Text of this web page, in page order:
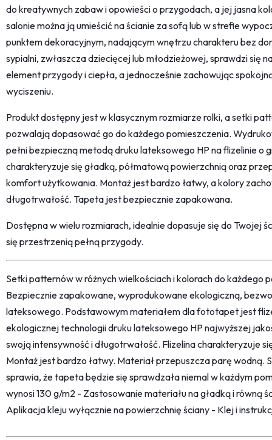
do kreatywnych zabaw i opowieści o przygodach, a jej jasna
salonie można ją umieścić na ścianie za sofą lub w strefie
punktem dekoracyjnym, nadającym wnętrzu charakteru bez
sypialni, zwłaszcza dziecięcej lub młodzieżowej, sprawdzi się
element przygody i ciepła, a jednocześnie zachowując
wyciszeniu.
Produkt dostępny jest w klasycznym rozmiarze rolki, a setki
pozwalają dopasować go do każdego pomieszczenia.
pełni bezpieczną metodą druku lateksowego HP na flizelinie o
charakteryzuje się gładką, półmatową powierzchnią oraz
komfort użytkowania. Montaż jest bardzo łatwy, a kolory
długotrwałość. Tapeta jest bezpiecznie zapakowana.
Dostępna w wielu rozmiarach, idealnie dopasuje się do Twojej
się przestrzenią pełną przygody.
Setki patternów w różnych wielkościach i kolorach do każdego
Bezpiecznie zapakowane, wyprodukowane ekologiczną,
lateksowego. Podstawowym materiałem dla fototapet jest
ekologicznej technologii druku lateksowego HP najwyższej
swoją intensywność i długotrwałość. Flizelina charakteryzuje
Montaż jest bardzo łatwy. Materiał przepuszcza parę wodną.
sprawia, że tapeta będzie się sprawdzała niemal w każdym
wynosi 130 g/m2 - Zastosowanie materiału na gładką i równą
Aplikacja kleju wyłącznie na powierzchnię ściany - Klej i